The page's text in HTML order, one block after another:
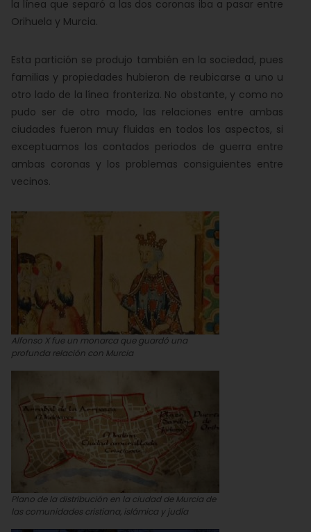
la línea que separó a las dos coronas iba a pasar entre
Orihuela y Murcia.
Esta partición se produjo también en la sociedad, pues
familias y propiedades hubieron de reubicarse a uno u
otro lado de la línea fronteriza. No obstante, y como no
pudo ser de otro modo, las relaciones entre ambas
ciudades fueron muy fluidas en todos los aspectos, si
exceptuamos los contados periodos de guerra entre
ambas coronas y los problemas consiguientes entre
vecinos.
Alfonso X fue un monarca que guardó una
profunda relación con Murcia
Plano de la distribución en la ciudad de Murcia de
las comunidades cristiana, islámica y judía